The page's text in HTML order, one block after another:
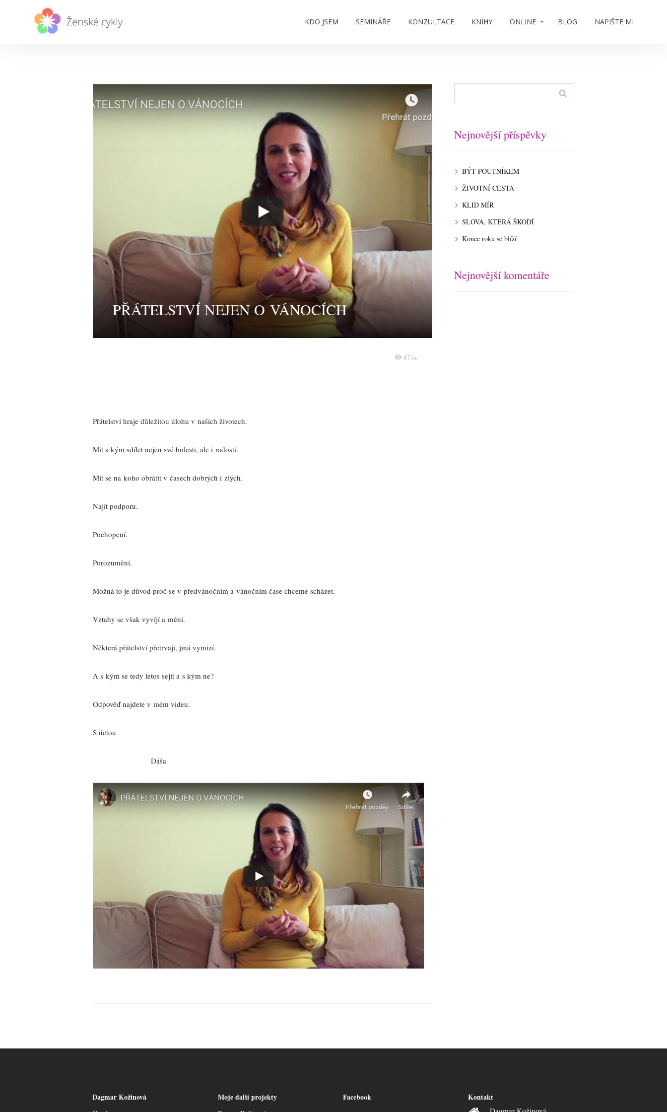
KDO JSEM SEMINÁŘE KONZULTACE KNIHY ONLINE BLOG NAPIŠTE MI
PŘÁTELSTVÍ NEJEN O VÁNOCÍCH
871x
Přátelství hraje důležitou úlohu v našich životech.
Mít s kým sdílet nejen své bolesti, ale i radosti.
Mít se na koho obrátit v časech dobrých i zlých.
Najít podporu.
Pochopení.
Porozumění.
Možná to je důvod proč se v předvánočním a vánočním čase chceme scházet.
Vztahy se však vyvíjí a mění.
Některá přátelství přetrvají, jiná vymizí.
A s kým se tedy letos sejít a s kým ne?
Odpověď najdete v mém videu.
S úctou
Dáša
Nejnovější příspěvky
BÝT POUTNÍKEM
ŽIVOTNÍ CESTA
KLID MÍR
SLOVA, KTERÁ ŠKODÍ
Konec roku se blíží
Nejnovější komentáře
Dagmar Kožinová Moje další projekty Facebook Kontakt